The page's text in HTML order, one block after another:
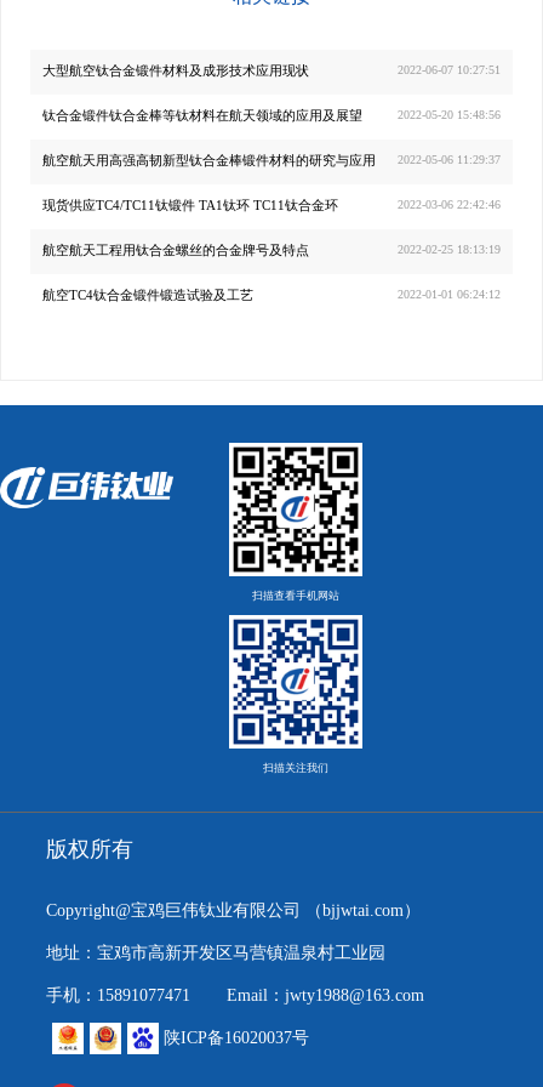
2022-06-07 10:27:51
大型航空钛合金锻件材料及成形技术应用现状
2022-05-20 15:48:56
钛合金锻件钛合金棒等钛材料在航天领域的应用及展望
2022-05-06 11:29:37
航空航天用高强高韧新型钛合金棒锻件材料的研究与应用
2022-03-06 22:42:46
现货供应TC4/TC11钛锻件 TA1钛环 TC11钛合金环
2022-02-25 18:13:19
航空航天工程用钛合金螺丝的合金牌号及特点
2022-01-01 06:24:12
航空TC4钛合金锻件锻造试验及工艺
扫描查看手机网站
扫描关注我们
版权所有
Copyright@宝鸡巨伟钛业有限公司 （bjjwtai.com）
地址：宝鸡市高新开发区马营镇温泉村工业园
手机：15891077471 Email：jwty1988@163.com
陕ICP备16020037号